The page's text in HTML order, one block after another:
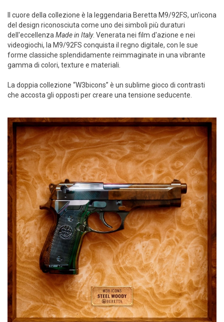
Il cuore della collezione è la leggendaria Beretta M9/92FS, un'icona
del design riconosciuta come uno dei simboli più duraturi
dell'eccellenzaMade in Italy. Venerata nei film d'azione e nei
videogiochi, la M9/92FS conquista il regno digitale, con le sue
forme classiche splendidamente reimmaginate in una vibrante
gamma di colori, texture e materiali.
La doppia collezione “W3bicons” è un sublime gioco di contrasti
che accosta gli opposti per creare una tensione seducente.